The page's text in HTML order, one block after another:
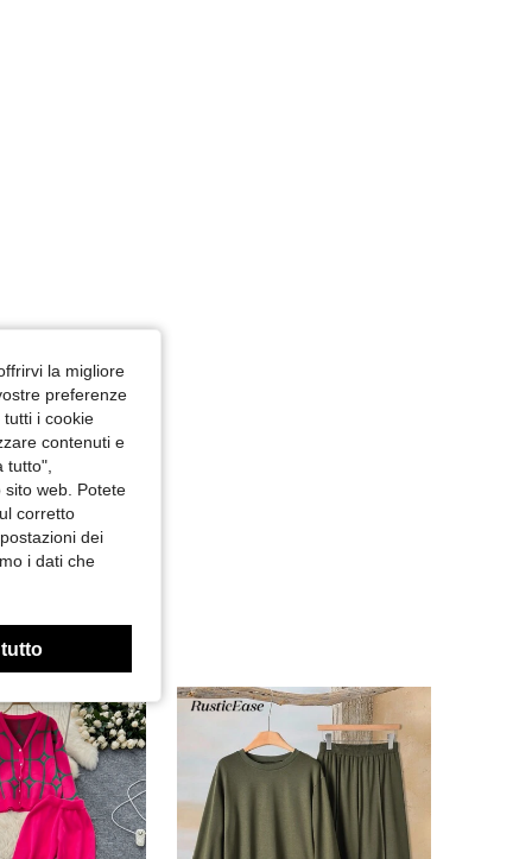
/ 43 in, Colore: Verde militare, Misure: M
la migliore
preferenze
i cookie
contenuti e
tutto",
web. Potete
corretto
dei
i dati che